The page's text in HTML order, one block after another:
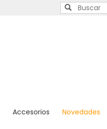
Accesorios Novedades